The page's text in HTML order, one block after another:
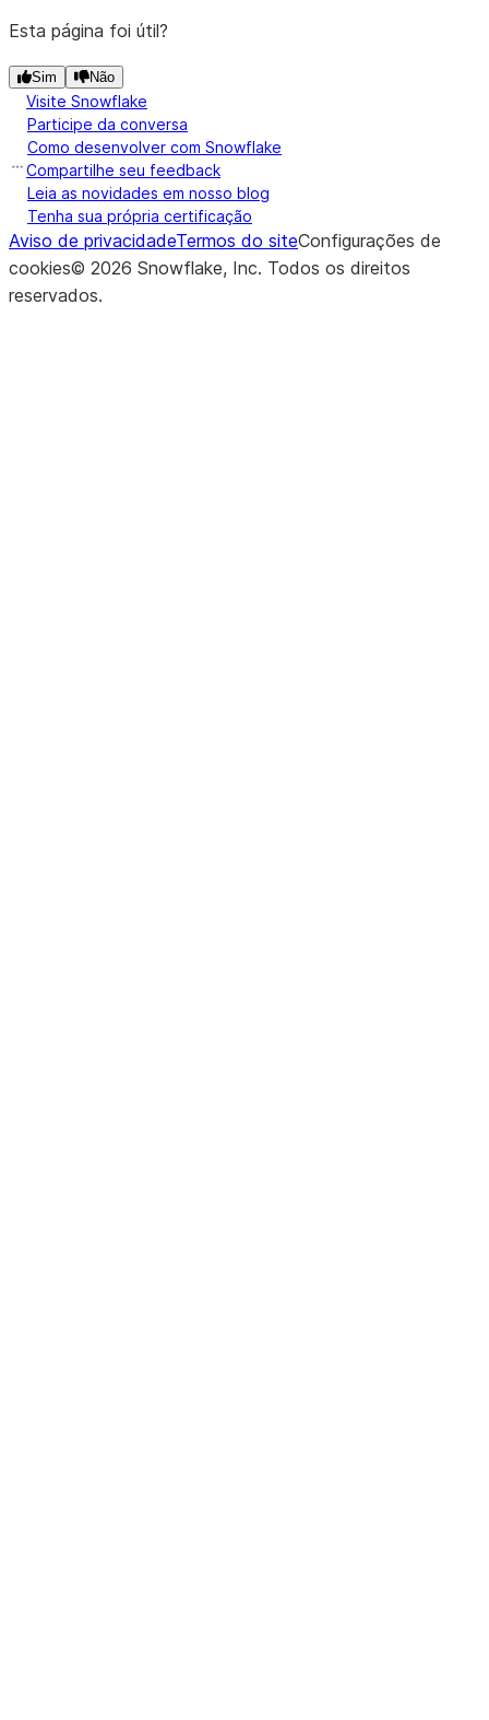
Esta página foi útil?
Sim Não
Visite Snowflake
Participe da conversa
Como desenvolver com Snowflake
Compartilhe seu feedback
Leia as novidades em nosso blog
Tenha sua própria certificação
Aviso de privacidadeTermos do siteConfigurações de
cookies© 2026 Snowflake, Inc. Todos os direitos
reservados.